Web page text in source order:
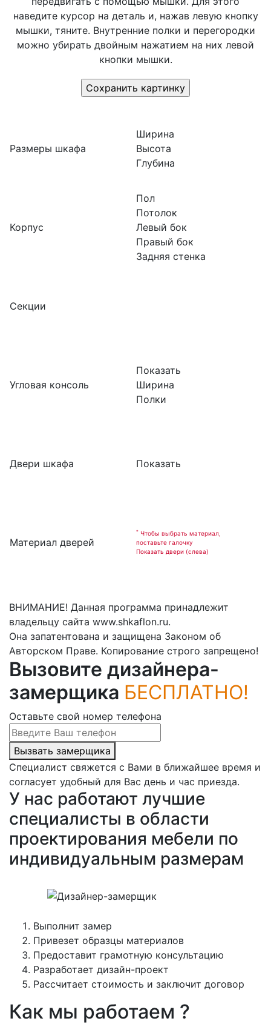
наведите курсор на деталь и, нажав левую кнопку
мышки, тяните. Внутренние полки и перегородки
можно убирать двойным нажатием на них левой
кнопки мышки.
Размеры шкафа
Корпус
Секции
Угловая консоль
Двери шкафа
Материал дверей
Ширина
Высота
Глубина
Пол
Потолок
Левый бок
Правый бок
Задняя стенка
Показать
Ширина
Полки
Показать
* Чтобы выбрать материал,
поставьте галочку
Показать двери (слева)
ВНИМАНИЕ! Данная программа принадлежит
владельцу сайта www.shkaflon.ru.
Она запатентована и защищена Законом об
Авторском Праве. Копирование строго запрещено!
Вызовите дизайнера-
замерщика БЕСПЛАТНО!
Оставьте свой номер телефона
Вызвать замерщика
Специалист свяжется с Вами в ближайшее время и
согласует удобный для Вас день и час приезда.
У нас работают лучшие
специалисты в области
проектирования мебели по
индивидуальным размерам
Выполнит замер
Привезет образцы материалов
Предоставит грамотную консультацию
Разработает дизайн-проект
Рассчитает стоимость и заключит договор
Как мы работаем ?